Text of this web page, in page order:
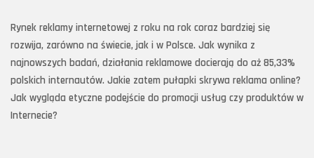
Rynek reklamy internetowej z roku na rok coraz bardziej się
rozwija, zarówno na świecie, jak i w Polsce. Jak wynika z
najnowszych badań, działania reklamowe docierają do aż 85,33%
polskich internautów. Jakie zatem pułapki skrywa reklama online?
Jak wygląda etyczne podejście do promocji usług czy produktów w
Internecie?